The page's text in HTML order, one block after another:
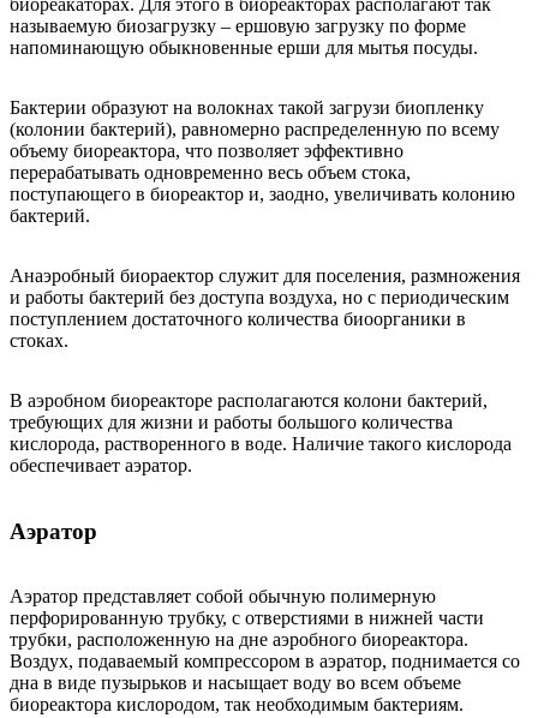
называемую биозагрузку – ершовую загрузку по форме
напоминающую обыкновенные ерши для мытья посуды.
Бактерии образуют на волокнах такой загрузи биопленку
(колонии бактерий), равномерно распределенную по всему
объему биореактора, что позволяет эффективно
перерабатывать одновременно весь объем стока,
поступающего в биореактор и, заодно, увеличивать колонию
бактерий.
Анаэробный биораектор служит для поселения, размножения
и работы бактерий без доступа воздуха, но с периодическим
поступлением достаточного количества биоорганики в
стоках.
В аэробном биореакторе располагаются колони бактерий,
требующих для жизни и работы большого количества
кислорода, растворенного в воде. Наличие такого кислорода
обеспечивает аэратор.
Аэратор
Аэратор представляет собой обычную полимерную
перфорированную трубку, с отверстиями в нижней части
трубки, расположенную на дне аэробного биореактора.
Воздух, подаваемый компрессором в аэратор, поднимается со
дна в виде пузырьков и насыщает воду во всем объеме
биореактора кислородом, так необходимым бактериям.